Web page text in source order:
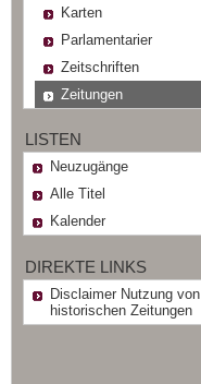
Karten
Parlamentarier
Zeitschriften
Zeitungen
LISTEN
Neuzugänge
Alle Titel
Kalender
DIREKTE LINKS
Disclaimer Nutzung von
historischen Zeitungen